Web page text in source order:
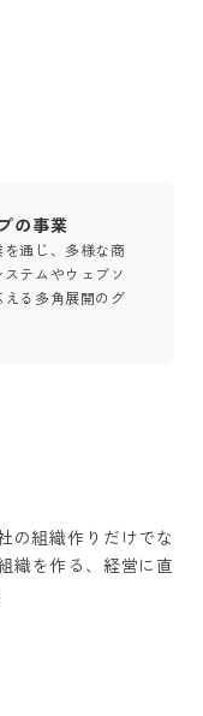
の事業
通じ、多様な商
テムやウェブソ
える多角展開のグ
の組織作りだけでな
織を作る、経営に直